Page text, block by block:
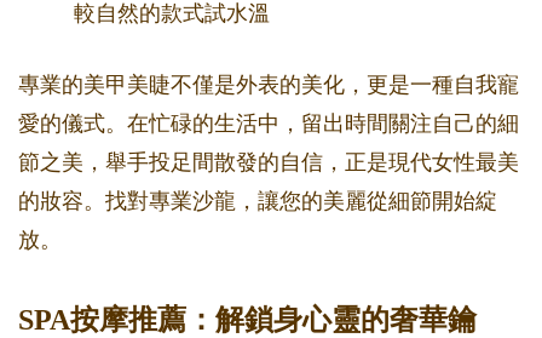
較自然的款式試水溫
專業的美甲美睫不僅是外表的美化，更是一種自我寵
愛的儀式。在忙碌的生活中，留出時間關注自己的細
節之美，舉手投足間散發的自信，正是現代女性最美
的妝容。找對專業沙龍，讓您的美麗從細節開始綻
放。
SPA按摩推薦：解鎖身心靈的奢華鑰